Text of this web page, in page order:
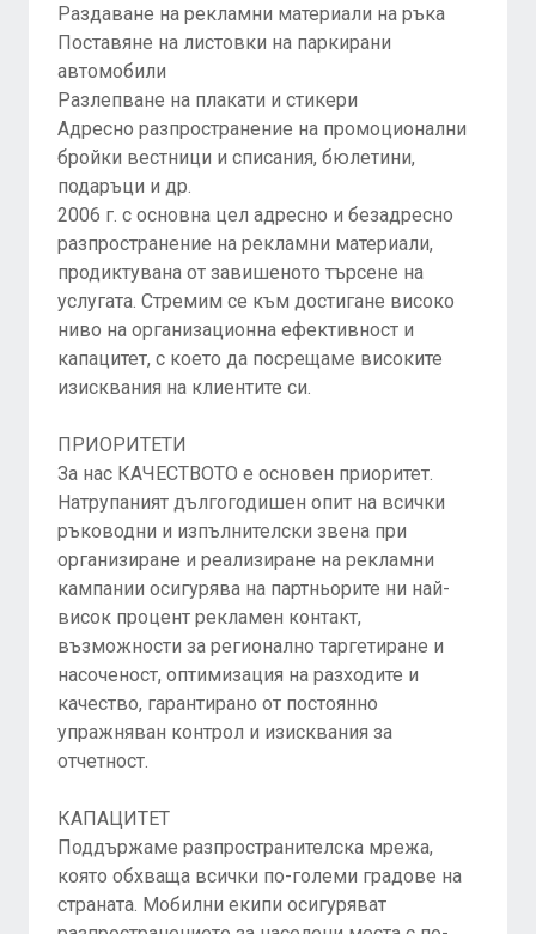
Раздаване на рекламни материали на ръка
Поставяне на листовки на паркирани
автомобили
Разлепване на плакати и стикери
Адресно разпространение на промоционални
бройки вестници и списания, бюлетини,
подаръци и др.
2006 г. с основна цел адресно и безадресно
разпространение на рекламни материали,
продиктувана от завишеното търсене на
услугата. Стремим се към достигане високо
ниво на организационна ефективност и
капацитет, с което да посрещаме високите
изисквания на клиентите си.
ПРИОРИТЕТИ
За нас КАЧЕСТВОТО е основен приоритет.
Натрупаният дългогодишен опит на всички
ръководни и изпълнителски звена при
организиране и реализиране на рекламни
кампании осигурява на партньорите ни най-
висок процент рекламен контакт,
възможности за регионално таргетиране и
насоченост, оптимизация на разходите и
качество, гарантирано от постоянно
упражняван контрол и изисквания за
отчетност.
КАПАЦИТЕТ
Поддържаме разпространителска мрежа,
която обхваща всички по-големи градове на
страната. Мобилни екипи осигуряват